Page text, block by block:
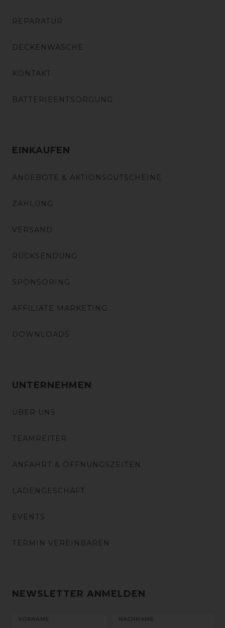
REPARATUR
DECKENWÄSCHE
KONTAKT
BATTERIEENTSORGUNG
EINKAUFEN
ANGEBOTE & AKTIONSGUTSCHEINE
ZAHLUNG
VERSAND
RÜCKSENDUNG
SPONSORING
AFFILIATE MARKETING
DOWNLOADS
UNTERNEHMEN
ÜBER UNS
TEAMREITER
ANFAHRT & ÖFFNUNGSZEITEN
LADENGESCHÄFT
EVENTS
TERMIN VEREINBAREN
NEWSLETTER ANMELDEN
VORNAME NACHNAME